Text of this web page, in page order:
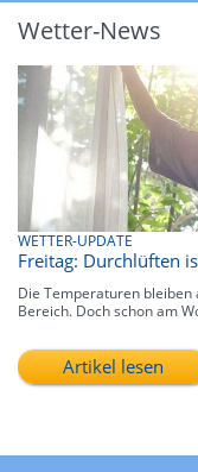
Wetter-News
WETTER-UPDATE
Freitag: Durchlüften
Die Temperaturen
Bereich. Doch schon am
Artikel lesen